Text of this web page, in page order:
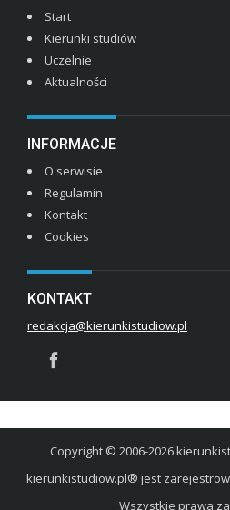
Start
Kierunki studiów
Uczelnie
Aktualności
INFORMACJE
O serwisie
Regulamin
Kontakt
Cookies
KONTAKT
redakcja@kierunkistudiow.pl
Copyright © 2006-2026
kierunkistudiow.pl® jest
Wszystkie prawa